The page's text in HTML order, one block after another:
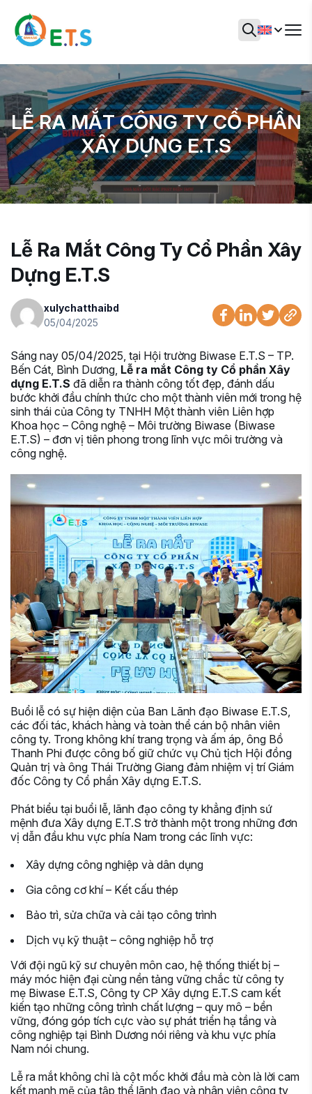
LỄ RA MẮT CÔNG TY CỔ PHẦN
XÂY DỰNG E.T.S
Lễ Ra Mắt Công Ty Cổ Phần Xây
Dựng E.T.S
xulychatthaibd
05/04/2025
Sáng nay 05/04/2025, tại Hội trường Biwase E.T.S – TP.
Bến Cát, Bình Dương, Lễ ra mắt Công ty Cổ phần Xây
dựng E.T.S đã diễn ra thành công tốt đẹp, đánh dấu
bước khởi đầu chính thức cho một thành viên mới trong hệ
sinh thái của Công ty TNHH Một thành viên Liên hợp
Khoa học – Công nghệ – Môi trường Biwase (Biwase
E.T.S) – đơn vị tiên phong trong lĩnh vực môi trường và
công nghệ.
Buổi lễ có sự hiện diện của Ban Lãnh đạo Biwase E.T.S,
các đối tác, khách hàng và toàn thể cán bộ nhân viên
công ty. Trong không khí trang trọng và ấm áp, ông Bồ
Thanh Phi được công bố giữ chức vụ Chủ tịch Hội đồng
Quản trị và ông Thái Trường Giang đảm nhiệm vị trí Giám
đốc Công ty Cổ phần Xây dựng E.T.S.
Phát biểu tại buổi lễ, lãnh đạo công ty khẳng định sứ
mệnh đưa Xây dựng E.T.S trở thành một trong những đơn
vị dẫn đầu khu vực phía Nam trong các lĩnh vực:
Xây dựng công nghiệp và dân dụng
Gia công cơ khí – Kết cấu thép
Bảo trì, sửa chữa và cải tạo công trình
Dịch vụ kỹ thuật – công nghiệp hỗ trợ
Với đội ngũ kỹ sư chuyên môn cao, hệ thống thiết bị –
máy móc hiện đại cùng nền tảng vững chắc từ công ty
mẹ Biwase E.T.S, Công ty CP Xây dựng E.T.S cam kết
kiến tạo những công trình chất lượng – quy mô – bền
vững, đóng góp tích cực vào sự phát triển hạ tầng và
công nghiệp tại Bình Dương nói riêng và khu vực phía
Nam nói chung.
Lễ ra mắt không chỉ là cột mốc khởi đầu mà còn là lời cam
kết mạnh mẽ của tập thể lãnh đạo và nhân viên công ty